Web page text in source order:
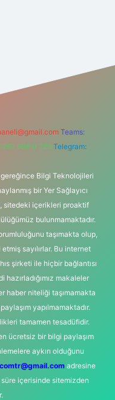
Teams:
606 0 726 Telegram:
gereğince Bilgi Teknolojileri
bir Yer Sağlayıcı
sitedeki içerikleri proaktif
bulunmamaktadır.
taşımakta olup,
sayılırlar. Bu internet
şirketi ile hiçbir bağlantısı
makaleler
haber niteliği taşımamakta
yapılmamaktadır.
tamamen tesadüfidir.
ücretsiz bir bilgi paylaşım
aykırı olduğunu
adresine
içerisinde sitemizden